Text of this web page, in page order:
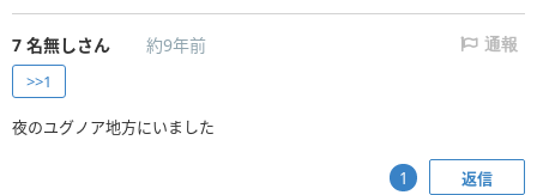
7 名無しさん 約9年前 通報
>>1
夜のユグノア地方にいました
返信
1